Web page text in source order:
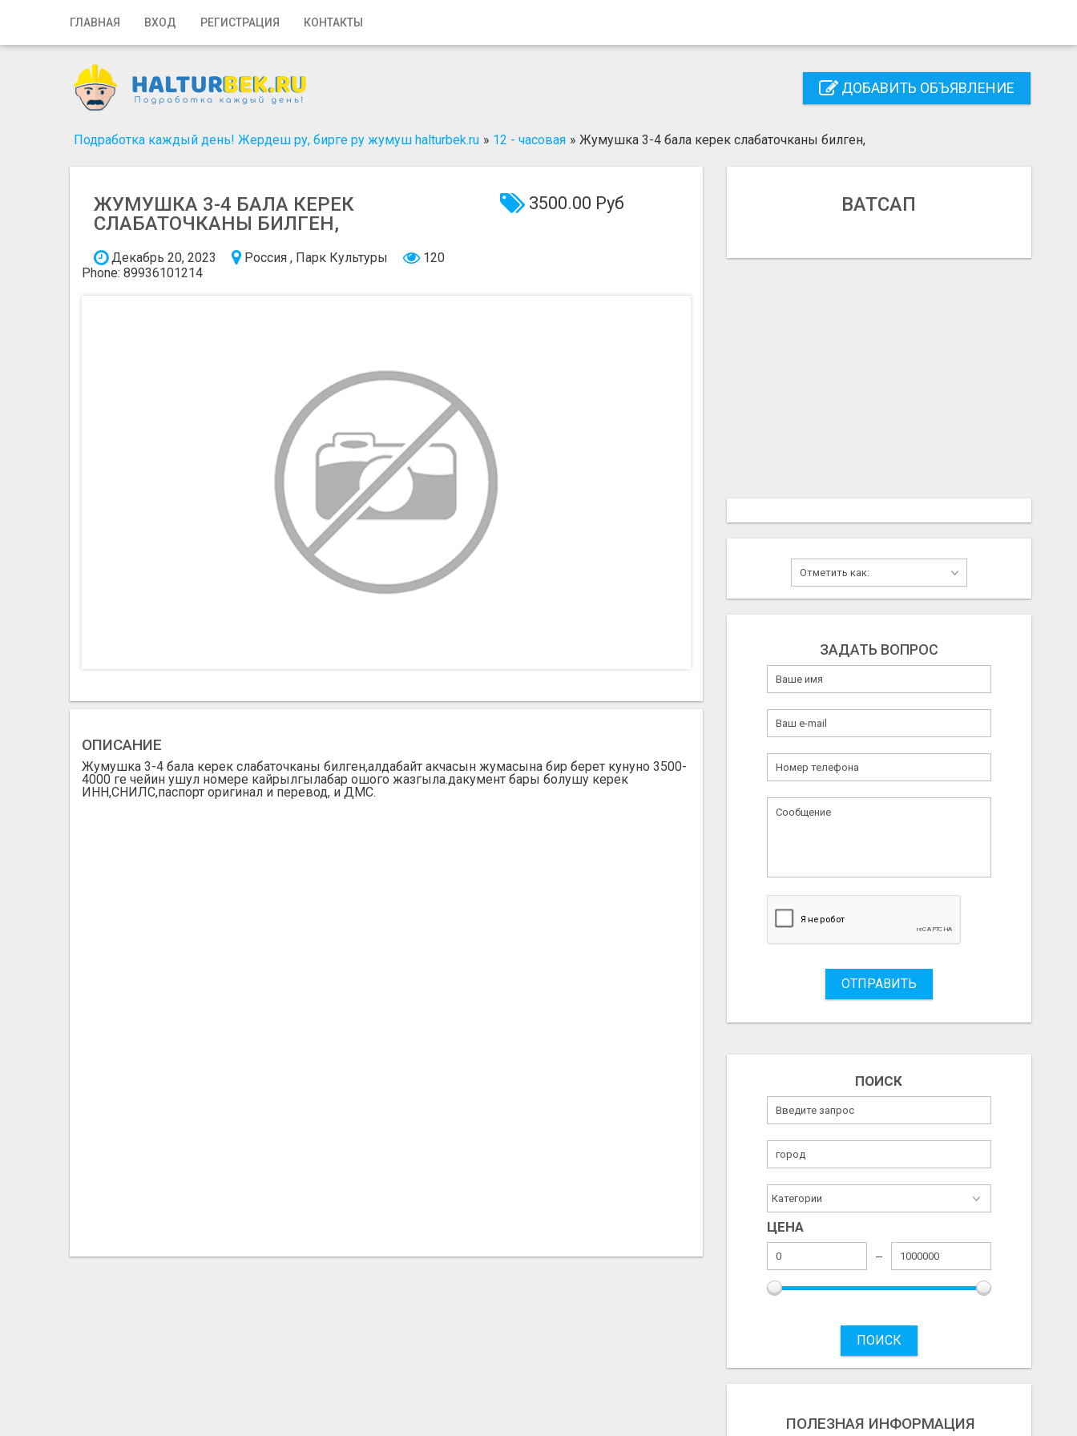
ГЛАВНАЯ ВХОД РЕГИСТРАЦИЯ КОНТАКТЫ
Главная
Регистрация
Добавить объявление
ДОБАВИТЬ ОБЪЯВЛЕНИЕ
Подработка каждый день! Жердеш ру, бирге ру жумуш halturbek.ru » 12 - часовая » Жумушка 3-4 бала керек слабаточканы билген,
ЖУМУШКА 3-4 БАЛА КЕРЕК
СЛАБАТОЧКАНЫ БИЛГЕН,
3500.00 Руб
Декабрь 20, 2023 Россия , Парк Культуры
120
Phone: 89936101214
ОПИСАНИЕ
Жумушка 3-4 бала керек слабаточканы билген,алдабайт акчасын жумасына бир берет кунуно 3500-
4000 ге чейин ушул номере кайрылгылабар ошого жазгыла.дакумент бары болушу керек
ИНН,СНИЛС,паспорт оригинал и перевод, и ДМС.
ВАТСАП
ЗАДАТЬ ВОПРОС
ОТПРАВИТЬ
ПОИСК
ЦЕНА
ПОИСК
ПОЛЕЗНАЯ ИНФОРМАЦИЯ